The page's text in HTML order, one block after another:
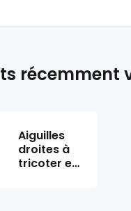
récemment
Aiguilles
droites à
tricoter en